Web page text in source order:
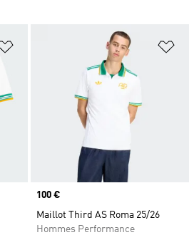
Ajouter à la Liste de produits
Prix
100 €
Maillot Third AS Roma 25/26
Hommes Performance